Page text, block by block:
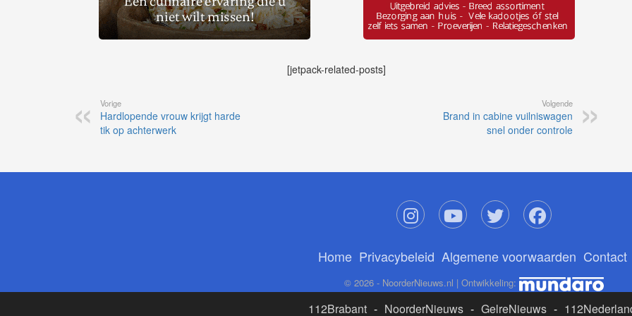
[jetpack-related-posts]
Vorige
Hardlopende vrouw krijgt harde
tik op achterwerk
Volgende
Brand in cabine vuilniswagen
snel onder controle
Home Privacybeleid Algemene voorwaarden Contact
© 2026 - NoorderNieuws.nl | Ontwikkeling:
112Brabant - NoorderNieuws - GelreNieuws -